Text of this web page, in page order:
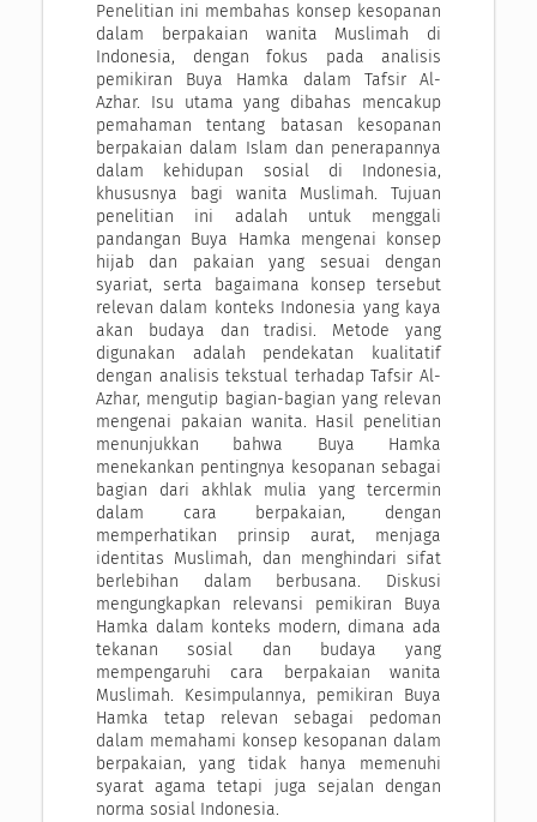
Penelitian ini membahas konsep kesopanan
dalam berpakaian wanita Muslimah di
Indonesia, dengan fokus pada analisis
pemikiran Buya Hamka dalam Tafsir Al-
Azhar. Isu utama yang dibahas mencakup
pemahaman tentang batasan kesopanan
berpakaian dalam Islam dan penerapannya
dalam kehidupan sosial di Indonesia,
khususnya bagi wanita Muslimah. Tujuan
penelitian ini adalah untuk menggali
pandangan Buya Hamka mengenai konsep
hijab dan pakaian yang sesuai dengan
syariat, serta bagaimana konsep tersebut
relevan dalam konteks Indonesia yang kaya
akan budaya dan tradisi. Metode yang
digunakan adalah pendekatan kualitatif
dengan analisis tekstual terhadap Tafsir Al-
Azhar, mengutip bagian-bagian yang relevan
mengenai pakaian wanita. Hasil penelitian
menunjukkan bahwa Buya Hamka
menekankan pentingnya kesopanan sebagai
bagian dari akhlak mulia yang tercermin
dalam cara berpakaian, dengan
memperhatikan prinsip aurat, menjaga
identitas Muslimah, dan menghindari sifat
berlebihan dalam berbusana. Diskusi
mengungkapkan relevansi pemikiran Buya
Hamka dalam konteks modern, dimana ada
tekanan sosial dan budaya yang
mempengaruhi cara berpakaian wanita
Muslimah. Kesimpulannya, pemikiran Buya
Hamka tetap relevan sebagai pedoman
dalam memahami konsep kesopanan dalam
berpakaian, yang tidak hanya memenuhi
syarat agama tetapi juga sejalan dengan
norma sosial Indonesia.